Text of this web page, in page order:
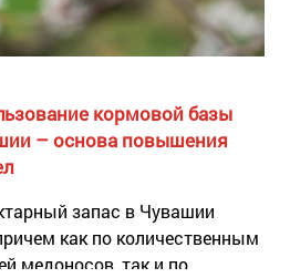
кормовой базы
– основа повышения
запас в Чувашии
как по количественным
медоносов, так и по